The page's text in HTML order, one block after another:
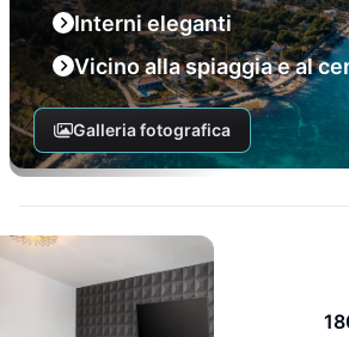
Interni eleganti
Vicino alla spiaggia e al
Galleria fotografica